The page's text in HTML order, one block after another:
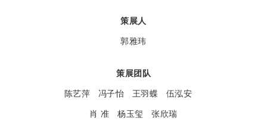
策展人
郭雅玮
策展团队
陈艺萍 冯子怡 王羽蝶 伍泓安
肖 准 杨玉玺 张欣瑞